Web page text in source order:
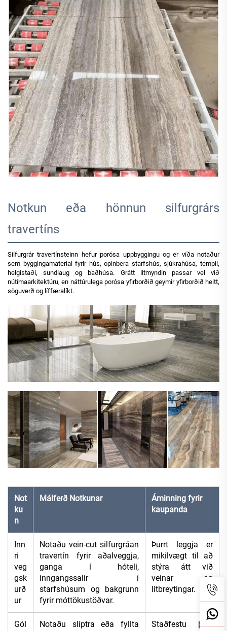
Notkun eða hönnun silfurgrárs
travertíns
Silfurgrár travertínsteinn hefur porósa uppbyggingu og er víða notaður
sem byggingamaterial fyrir hús, opinbera starfshús, sjúkrahúsa, tempil,
helgistaði, sundlaug og baðhúsa. Grátt litmyndin passar vel við
nútímaarkitektúru, en náttúrulega porósa yfirborðið geymir yfirborðið heitt,
söguverð og líffæralíkt.
Not
ku
n
Málferð Notkunar
Áminning fyrir
kaupanda
Inn
ri
veg
gsk
urð
ur
Notaðu vein-cut silfurgráan
travertín fyrir aðalveggja,
ganga í hóteli,
inngangssalir í
starfshúsum og bakgrunn
fyrir móttökustöðvar.
Þurrt leggja er
mikilvægt til að
stýra átt við
veinar og
litbreytingar.
Gól
Notaðu slíptra eða fyllta
Staðfestu þörf